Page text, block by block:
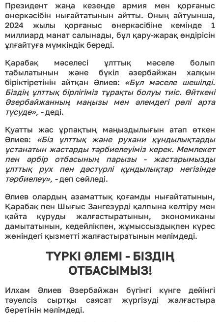
Президент жаңа кезеңде армия мен қорғаныс
өнеркәсібін нығайтатынын айтты. Оның айтуынша,
2024 жылы қорғаныс өнеркәсібіне кемінде 1
миллиард манат салынады, бұл қару-жарақ өндірісін
ұлғайтуға мүмкіндік береді.
Қарабақ мәселесі ұлттық мәселе болып
табылатынын және бүкіл әзербайжан халқын
біріктіретінін айтқан Әлиев: «Бұл мәселе шешілді.
Біздің ұлттық бірлігіміз тұрақты болуы тиіс. Өйткені
Әзербайжанның маңызы мен әлемдегі рөлі арта
түсуде», -деді.
Қуатты жас ұрпақтың маңыздылығын атап өткен
Әлиев: «Біз ұлттық және рухани құндылықтарды
ұстанатын жастарды тәрбиелеуіміз керек. Мемлекет
пен әрбір отбасының парызы - жастарымызды
ұлттық рух пен дәстүрлі құндылықтар негізінде
тәрбиелеу», -деп сөйледі.
Әлиев олардың азаматтық қоғамды нығайтатынын,
Қарабақ пен Шығыс Зангезурді қалпына келтіру мен
қайта құруды жалғастыратынын, экономиканы
дамытатынын, кедейлікпен, жұмыссыздықпен күрес
жөніндегі қызметті жалғастыратынын мәлімдеді.
ТҮРКІ ӘЛЕМІ - БІЗДІҢ
ОТБАСЫМЫЗ!
Илхам Әлиев Әзербайжан бүгінгі күнге дейінгі
тәуелсіз сыртқы саясат жүргізуді жалғастыра
беретінін мәлімдеді.